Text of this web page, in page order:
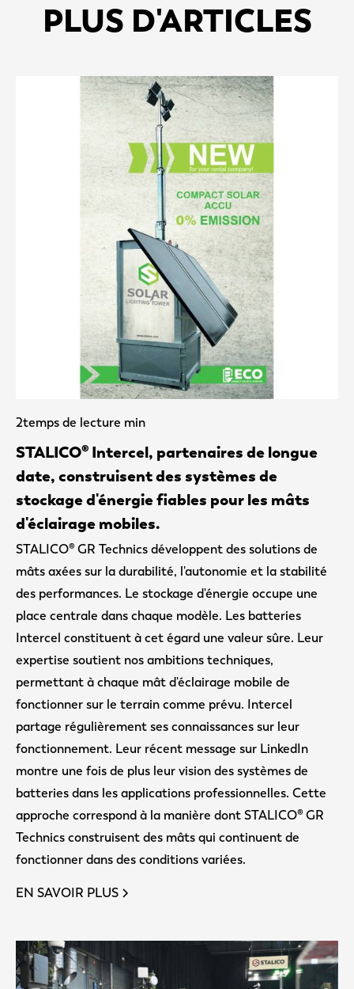
PLUS D'ARTICLES
2temps de lecture min
STALICO® Intercel, partenaires de longue
date, construisent des systèmes de
stockage d'énergie fiables pour les mâts
d'éclairage mobiles.
STALICO® GR Technics développent des solutions de
mâts axées sur la durabilité, l'autonomie et la stabilité
des performances. Le stockage d'énergie occupe une
place centrale dans chaque modèle. Les batteries
Intercel constituent à cet égard une valeur sûre. Leur
expertise soutient nos ambitions techniques,
permettant à chaque mât d'éclairage mobile de
fonctionner sur le terrain comme prévu. Intercel
partage régulièrement ses connaissances sur leur
fonctionnement. Leur récent message sur LinkedIn
montre une fois de plus leur vision des systèmes de
batteries dans les applications professionnelles. Cette
approche correspond à la manière dont STALICO® GR
Technics construisent des mâts qui continuent de
fonctionner dans des conditions variées.
EN SAVOIR PLUS